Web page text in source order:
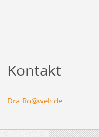
Kontakt
Dra-Ro@web.de